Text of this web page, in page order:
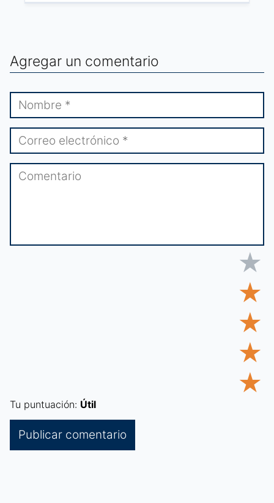
Agregar un comentario
★
★
★
★
★
Tu puntuación: Útil